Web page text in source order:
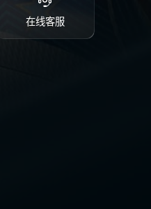
在线客服